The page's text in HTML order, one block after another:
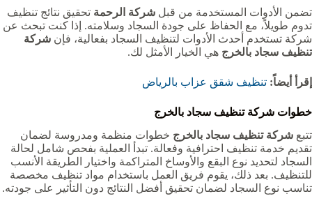
تضمن الأدوات المستخدمة من قبل شركة الرحمة تحقيق نتائج تنظيف
تدوم طويلاً، مع الحفاظ على جودة السجاد وسلامته. إذا كنت تبحث عن
شركة تستخدم أحدث الأدوات لتنظيف السجاد بفعالية، فإن شركة
تنظيف سجاد بالخرج هي الخيار الأمثل لك.
إقرأ أيضاً: تنظيف شقق عزاب بالرياض
خطوات شركة تنظيف سجاد بالخرج
تتبع شركة تنظيف سجاد بالخرج خطوات منظمة ومدروسة لضمان
تقديم خدمة تنظيف احترافية وفعالة. تبدأ العملية بفحص شامل لحالة
السجاد لتحديد نوع البقع والأوساخ المتراكمة واختيار الطريقة الأنسب
للتنظيف. بعد ذلك، يقوم فريق العمل باستخدام مواد تنظيف مخصصة
تناسب نوع السجاد لضمان تحقيق أفضل النتائج دون التأثير على جودته.